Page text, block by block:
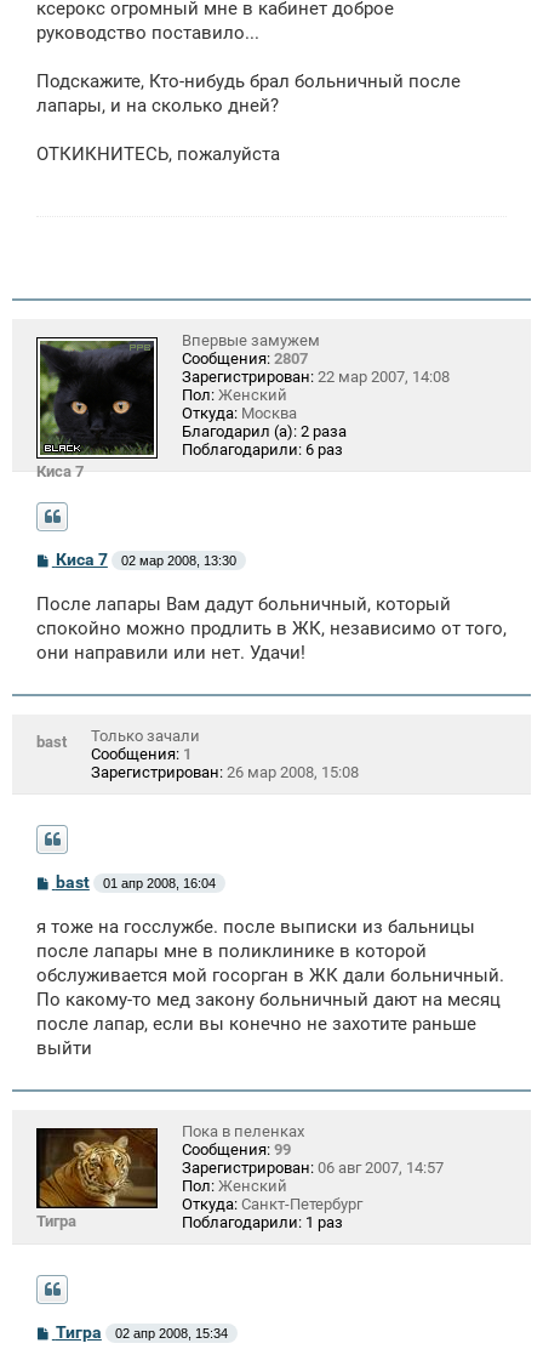
ксерокс огромный мне в кабинет доброе
руководство поставило...
Подскажите, Кто-нибудь брал больничный после
лапары, и на сколько дней?
ОТКИКНИТЕСЬ, пожалуйста
Киса 7
Впервые замужем
Сообщения: 2807
Зарегистрирован: 22 мар 2007, 14:08
Пол: Женский
Откуда: Москва
Благодарил (а): 2 раза
Поблагодарили: 6 раз
С
б
щ
н
е
Киса 7 02 мар 2008, 13:30
После лапары Вам дадут больничный, который
спокойно можно продлить в ЖК, независимо от того,
они направили или нет. Удачи!
bast
Только зачали
Сообщения: 1
Зарегистрирован: 26 мар 2008, 15:08
С
б
щ
е
н
и
bast 01 апр 2008, 16:04
я тоже на госслужбе. после выписки из бальницы
после лапары мне в поликлинике в которой
обслуживается мой госорган в ЖК дали больничный.
По какому-то мед закону больничный дают на месяц
после лапар, если вы конечно не захотите раньше
выйти
Тигра
Пока в пеленках
Сообщения: 99
Зарегистрирован: 06 авг 2007, 14:57
Пол: Женский
Откуда: Санкт-Петербург
Поблагодарили: 1 раз
СТигра 02 апр 2008, 15:34